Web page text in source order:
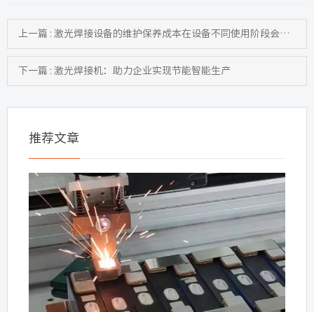
上一篇 : 激光焊接设备的维护保养成本在设备不同使用阶段会不同吗？
下一篇 : 激光焊接机：助力企业实现节能智能生产
推荐文章